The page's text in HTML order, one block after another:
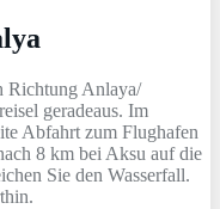
Richtung Anlaya/
geradeaus. Im
Abfahrt zum Flughafen
8 km bei Aksu auf die
Sie den Wasserfall.